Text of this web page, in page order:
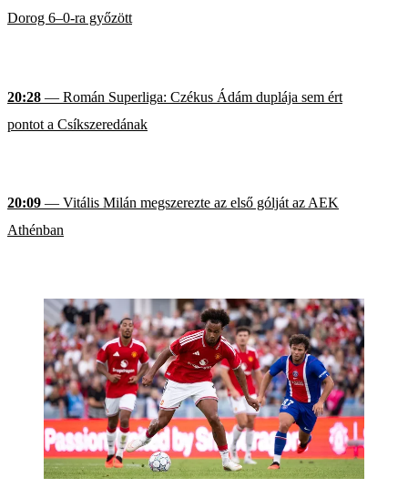
Dorog 6–0-ra győzött
20:28 — Román Superliga: Czékus Ádám duplája sem ért
pontot a Csíkszeredának
20:09 — Vitális Milán megszerezte az első gólját az AEK
Athénban